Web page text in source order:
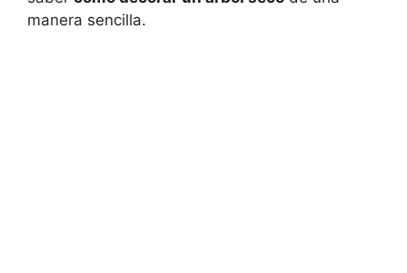
manera sencilla.